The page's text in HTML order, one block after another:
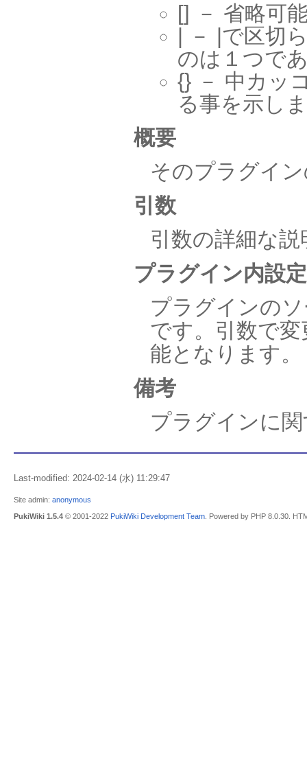
[] － 省略可
| － |で区切
のは１つで
{} － 中カッ
る事を示し
概要
そのプラグイ
引数
引数の詳細な
プラグイン内設定
プラグインの
です。引数で
能となります。
備考
プラグインに
Last-modified: 2024-02-14 (水) 11:29:47
Site admin: anonymous
PukiWiki 1.5.4 © 2001-2022 PukiWiki Development Team . Powered by PHP 8.0.30.